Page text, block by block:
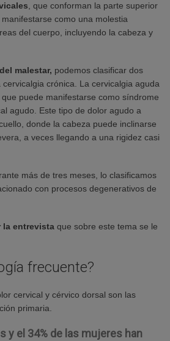
, que conforman la parte superior
como una molestia
del cuerpo, incluyendo la cabeza y
malestar, podemos clasificar dos
crónica. La cervicalgia aguda
puede manifestarse como síndrome
agudo. Este tipo de dolor agudo a
donde la cabeza puede inclinarse
a veces llegando a una rigidez casi
más de tres meses, lo clasificamos
con procesos degenerativos de
la entrevista que sobre este tema se le
frecuente?
cervical y cérvico dorsal son las
primaria.
y el 34% de las mujeres han